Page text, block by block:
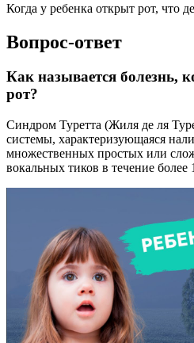
Когда у ребенка открыт рот, что
Вопрос-ответ
Как называется болезнь,
рот?
Синдром Туретта (Жиля де ля
системы, характеризующаяся
множественных простых или
вокальных тиков в течение более